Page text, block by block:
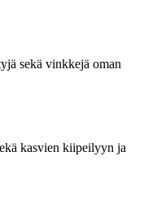
sekä vinkkejä oman
kasvien kiipeilyyn ja